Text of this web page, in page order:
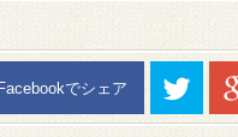
でシェア